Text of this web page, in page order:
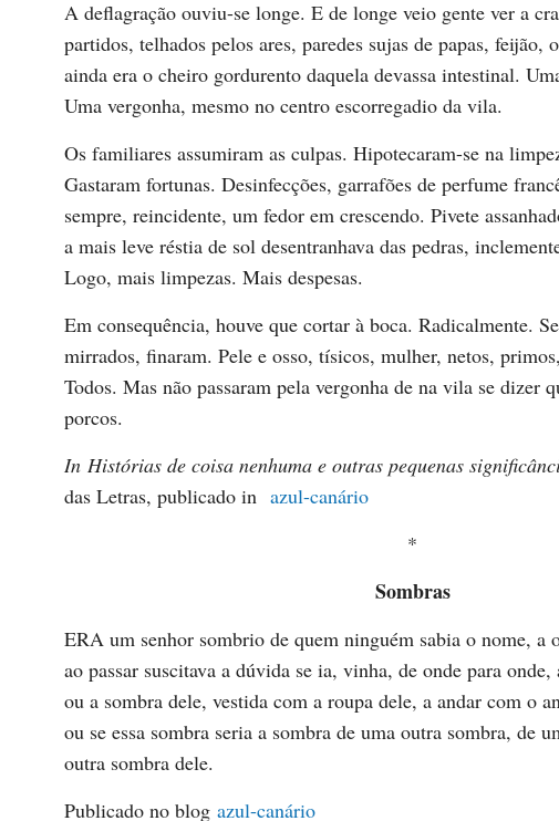
A deflagração ouviu-se longe. E de longe veio gente ver a
partidos, telhados pelos ares, paredes sujas de papas, feijão,
ainda era o cheiro gordurento daquela devassa intestinal.
Uma vergonha, mesmo no centro escorregadio da vila.
Os familiares assumiram as culpas. Hipotecaram-se na
Gastaram fortunas. Desinfecções, garrafões de perfume
sempre, reincidente, um fedor em crescendo. Pivete
a mais leve réstia de sol desentranhava das pedras,
Logo, mais limpezas. Mais despesas.
Em consequência, houve que cortar à boca. Radicalmente.
mirrados, finaram. Pele e osso, tísicos, mulher, netos,
Todos. Mas não passaram pela vergonha de na vila se dizer
porcos.
In Histórias de coisa nenhuma e outras pequenas
das Letras, publicado inazul-canário
*
Sombras
ERA um senhor sombrio de quem ninguém sabia o nome, a
ao passar suscitava a dúvida se ia, vinha, de onde para
ou a sombra dele, vestida com a roupa dele, a andar com o
ou se essa sombra seria a sombra de uma outra sombra, de
outra sombra dele.
Publicado no blogazul-canário